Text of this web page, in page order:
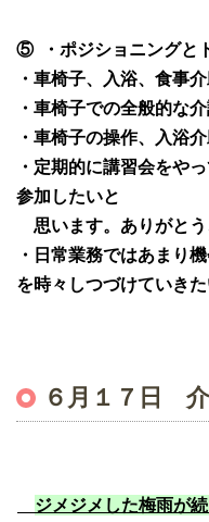
⑤
・ポジショニング
・車椅子、入浴、食事
・車椅子での全般的な
・車椅子の操作、入浴
・定期的に講習会をや
参加したいと
思います。ありがと
・日常業務ではあまり
を時々しつづけていき
６月１７日
ジメジメした梅雨が